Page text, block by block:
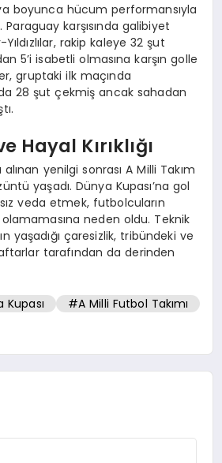
boyunca hücum performansıyla
Paraguay karşısında galibiyet
rakip kaleye 32 şut
5’i isabetli olmasına karşın golle
gruptaki ilk maçında
28 şut çekmiş ancak sahadan
Hayal Kırıklığı
alınan yenilgi sonrası A Milli Takım
yaşadı. Dünya Kupası’na gol
veda etmek, futbolcuların
neden oldu. Teknik
yaşadığı çaresizlik, tribündeki ve
tarafından da derinden
Kupası #A Milli Futbol Takımı